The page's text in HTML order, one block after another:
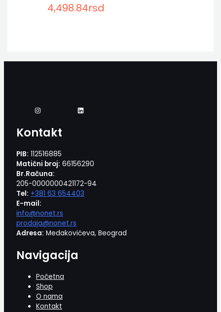
4,498.84rsd
Kontakt
PIB: 112516885
Matični broj: 66156290
Br.Računa:
205-0000000421172-94
Tel: +381 63 654403
E-mail:
info@nonet.rs
prodaja@nonet.rs
Adresa: Medakovićeva, Beograd
Navigacija
Početna
Shop
O nama
Kontakt